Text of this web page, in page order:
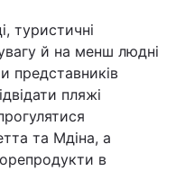
туристичні
й на менш людні
представників
пляжі
та Мдіна, а
в